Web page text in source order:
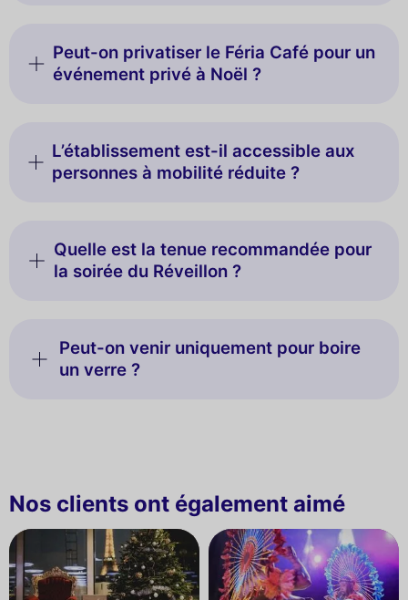
Peut-on privatiser le Féria Café pour un
événement privé à Noël ?
L’établissement est-il accessible aux
personnes à mobilité réduite ?
Quelle est la tenue recommandée pour
la soirée du Réveillon ?
Peut-on venir uniquement pour boire
un verre ?
Nos clients ont également aimé